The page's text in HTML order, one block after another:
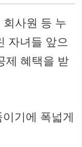
사원 등 누
자녀들 앞으
제 혜택을 받
기에 폭넓게